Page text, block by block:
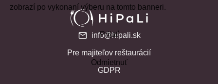
zobrazí po vykonaní výberu na tomto banneri.
Prijať
Odmietnuť
info@hipali.sk
Pre majiteľov reštaurácií
GDPR